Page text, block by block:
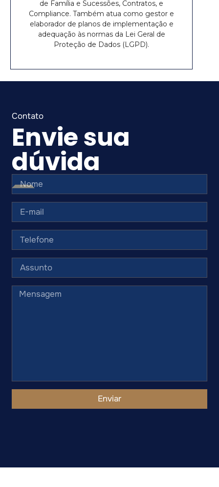
de Família e Sucessões, Contratos, e
Compliance. Também atua como gestor e
elaborador de planos de implementação e
adequação às normas da Lei Geral de
Proteção de Dados (LGPD).
Envie sua
dúvida
Enviar